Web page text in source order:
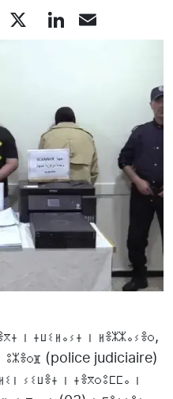
FacebookLinkedIn
ⵏ ⵜⵡⵉⵍⴰⵢⵜ ⵏ ⵍⴻⵣⵣⴰⵢⴻⵔ,
ⵓⵣⴻⵔⴼ (police judiciaire)
ⵢⵉⵡⴻⵜ ⵏ ⵜⴻⴳⵔⵓⵎⵎⴰ ⵏ